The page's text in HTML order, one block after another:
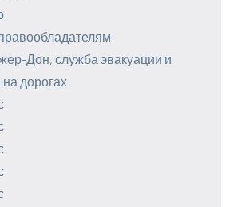
Дон, служба эвакуации и
дорогах